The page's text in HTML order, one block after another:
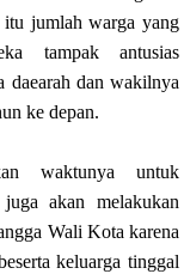
itu jumlah warga yang
tampak antusias
daearah dan wakilnya
ke depan.
waktunya untuk
akan melakukan
Wali Kota karena
keluarga tinggal